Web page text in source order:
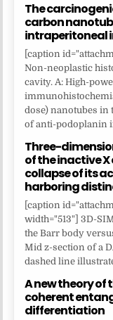
The
carbon
intraperitoneal
[caption
Non-neoplastic
cavity. A: High-
dose) nanotubes in
of anti-podoplanin
Three-
of the inactive
collapse of its
harboring
[caption
width="513"] 3D-
the Barr body
Mid z-section of a
dashed line
A new theory of
coherent
differentiation